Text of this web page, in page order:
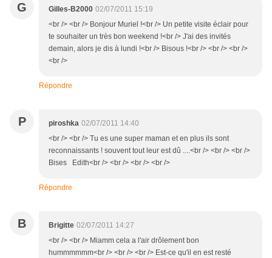
G Gilles-B2000 02/07/2011 15:19
<br /> <br /> Bonjour Muriel !<br /> Un petite visite éclair pour
te souhaiter un très bon weekend !<br /> J'ai des invités
demain, alors je dis à lundi !<br /> Bisous !<br /> <br /> <br />
<br />
Répondre
P piroshka 02/07/2011 14:40
<br /> <br /> Tu es une super maman et en plus ils sont
reconnaissants ! souvent tout leur est dû ....<br /> <br /> <br />
Bises Edith<br /> <br /> <br /> <br />
Répondre
B Brigitte 02/07/2011 14:27
<br /> <br /> Miamm cela a l'air drôlement bon
hummmmmm<br /> <br /> <br /> Est-ce qu'il en est resté